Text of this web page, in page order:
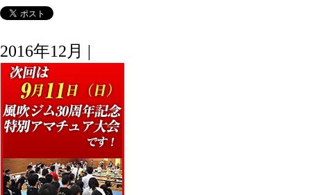
2016年12月 |